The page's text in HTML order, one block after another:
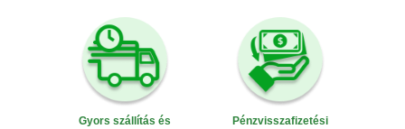
Gyors szállítás és
Pénzvisszafizetési